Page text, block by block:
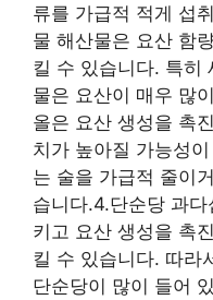
류를 가급적 적게 섭
물 해산물은 요산 함
킬 수 있습니다. 특히
물은 요산이 매우 많
올은 요산 생성을 촉
치가 높아질 가능성
는 술을 가급적 줄이
습니다.4.단순당 과
키고 요산 생성을 촉
킬 수 있습니다. 따라
단순당이 많이 들어